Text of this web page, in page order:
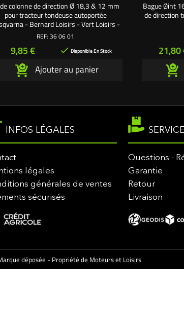
colonne de direction Ø 18,3 & 12 mm
pour tracteur tondeuse autoportée
- Bernard Loisirs - Vert Loisirs -
- Jonsered - AYP - Best Green -
REF: 36 06 01
Prix
9,85 €  Disponible En Stock
Ajouter au panier
Bague Øint
de direction
Prix
21,80
INFOS LÉGALES
légales
générales de ventes
sécurisés
Questions -
Garantie
Retour
Livraison
déposée - Propriété de Moteurs et Loisirs